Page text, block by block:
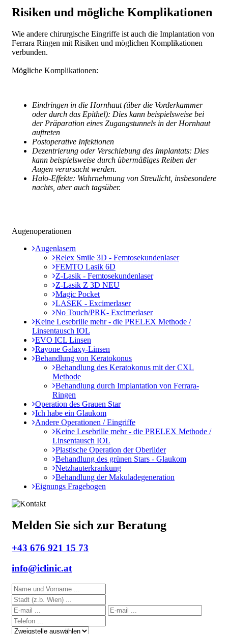
Risiken und mögliche Komplikationen
Wie andere chirurgische Eingriffe ist auch die Implantation von
Ferrara Ringen mit Risiken und möglichen Komplikationen
verbunden.
Mögliche Komplikationen:
Eindringen in die Hornhaut (über die Vorderkammer
oder durch das Epithel): Dies kann beispielsweise bei
der Präparation eines Zugangstunnels in der Hornhaut
auftreten
Postoperative Infektionen
Dezentrierung oder Verschiebung des Implantats: Dies
kann beispielsweise durch übermäßiges Reiben der
Augen verursacht werden.
Halo-Effekte: Wahrnehmung von Streulicht, insbesondere
nachts, aber auch tagsüber.
Augenoperationen
Augenlasern
Relex Smile 3D - Femtosekundenlaser
FEMTO Lasik 6D
Z-Lasik - Femtosekundenlaser
Z-Lasik Z 3D NEU
Magic Pocket
LASEK - Excimerlaser
No Touch/PRK- Excimerlaser
Keine Lesebrille mehr - die PRELEX Methode /
Linsentausch IOL
EVO ICL Linsen
Rayone Galaxy-Linsen
Behandlung von Keratokonus
Behandlung des Keratokonus mit der CXL
Methode
Behandlung durch Implantation von Ferrara-
Ringen
Operation des Grauen Star
Ich habe ein Glaukom
Andere Operationen / Eingriffe
Keine Lesebrille mehr - die PRELEX Methode /
Linsentausch IOL
Plastische Operation der Oberlider
Behandlung des grünen Stars - Glaukom
Netzhauterkrankung
Behandlung der Makuladegeneration
Eignungs Fragebogen
Melden Sie sich zur Beratung
+43 676 921 15 73
info@iclinic.at